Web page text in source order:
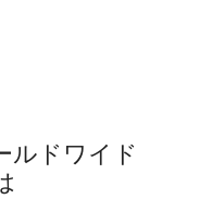
ルドワイド